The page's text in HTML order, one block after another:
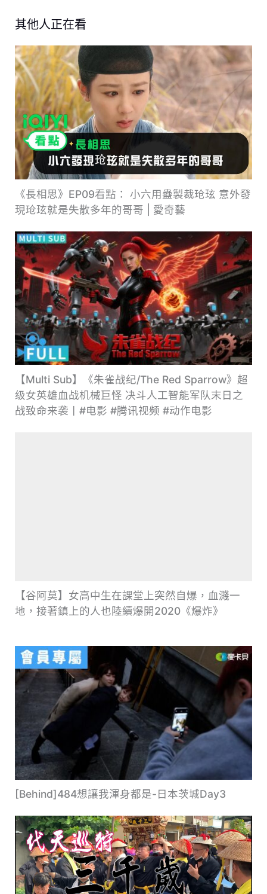
其他人正在看
《長相思》EP09看點： 小六用蠱製裁玱玹 意外發
現玱玹就是失散多年的哥哥 | 愛奇藝
【Multi Sub】《朱雀战纪/The Red Sparrow》超
级女英雄血战机械巨怪 决斗人工智能军队末日之
战致命来袭丨#电影 #腾讯视频 #动作电影
【谷阿莫】女高中生在課堂上突然自爆，血濺一
地，接著鎮上的人也陸續爆開2020《爆炸》
[Behind]484想讓我渾身都是-日本茨城Day3